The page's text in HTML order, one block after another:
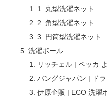
1. 丸型洗濯ネット
2. 角型洗濯ネット
3. 円筒型洗濯ネット
洗濯ボール
リッチェル | ペッカ
バングジャパン | ド
伊原企販 | ECO 洗濯